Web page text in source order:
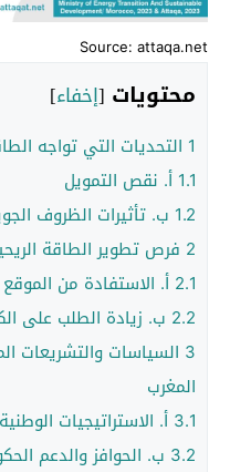
Source: attaqa.net
محتويات [إخفاء]
1 التحديات التي تواجه
1.1 أ. نقص التمويل
1.2 ب. تأثيرات الظروف
2 فرص تطوير الطاقة
2.1 أ. الاستفادة من
2.2 ب. زيادة الطلب على
3 السياسات والتشريعات
المغرب
3.1 أ. الاستراتيجيات
3.2 ب. الحوافز والدعم